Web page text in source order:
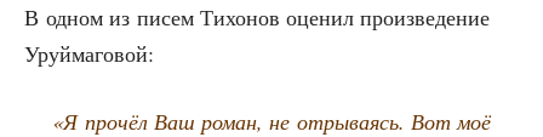
В одном из писем Тихо­нов оце­нил про­из­ве­де­ние
Уруймаговой:
«Я про­чёл Ваш роман, не отры­ва­ясь. Вот моё